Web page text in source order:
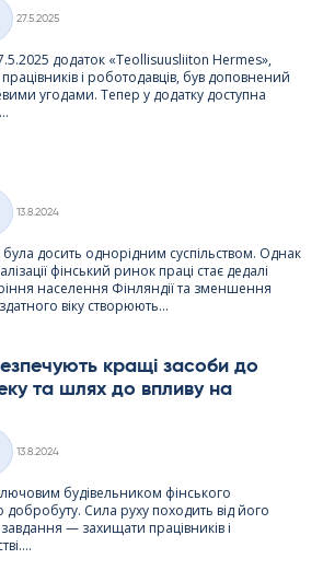
27.5.2025
додаток «Teol­li­suus­lii­ton Her­mes»,
і роботодавців, був доповнений
угодами. Тепер у додатку доступна
13.8.2024
досить однорідним суспільством. Однак
фінський ринок праці стає дедалі
населення Фінляндії та зменшення
віку створюють...
кращі засоби до
та шлях до впливу на
13.8.2024
будівельником фінського
добробуту. Сила руху походить від його
— захищати працівників і